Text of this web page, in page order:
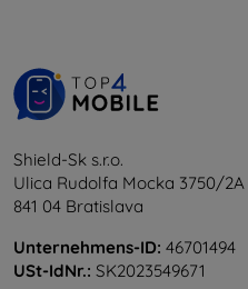
Shield-Sk s.r.o.
Ulica Rudolfa Mocka 3750/2A
841 04 Bratislava
Unternehmens-ID: 46701494
USt-IdNr.: SK2023549671